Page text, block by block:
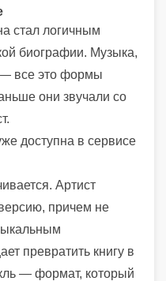
стал логичным
биографии. Музыка,
— все это формы
они звучали со
доступна в сервисе
Артист
причем не
превратить книгу в
— формат, который